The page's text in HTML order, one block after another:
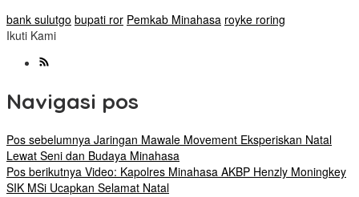
bank sulutgo bupati ror Pemkab Minahasa royke roring
Ikuti Kami
Navigasi pos
Pos sebelumnya Jaringan Mawale Movement Eksperiskan Natal
Lewat Seni dan Budaya Minahasa
Pos berikutnya Video: Kapolres Minahasa AKBP Henzly Moningkey
SIK MSi Ucapkan Selamat Natal